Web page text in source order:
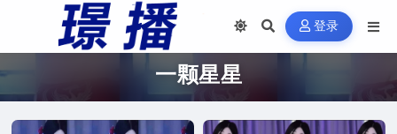
登录
一颗星星